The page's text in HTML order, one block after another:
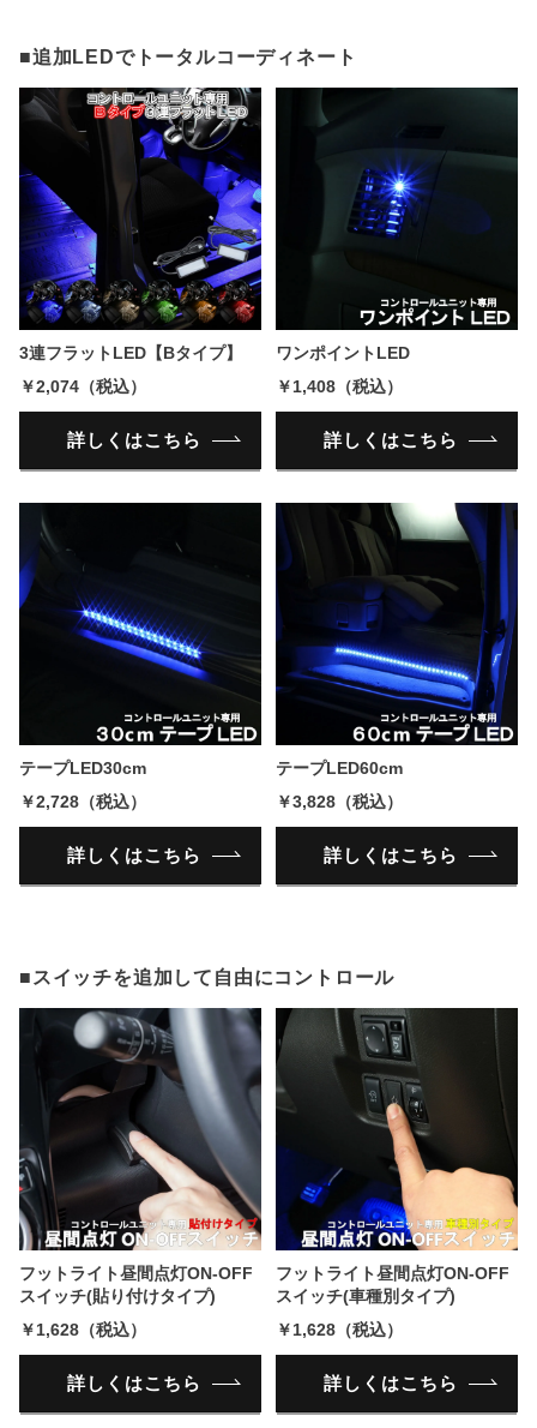
■追加LEDでトータルコーディネート
3連フラットLED【Bタイプ】
￥2,074（税込）
詳しくはこちら
ワンポイントLED
￥1,408（税込）
詳しくはこちら
テープLED30cm
￥2,728（税込）
詳しくはこちら
テープLED60cm
￥3,828（税込）
詳しくはこちら
■スイッチを追加して自由にコントロール
フットライト昼間点灯ON-OFF
スイッチ(貼り付けタイプ)
￥1,628（税込）
詳しくはこちら
フットライト昼間点灯ON-OFF
スイッチ(車種別タイプ)
￥1,628（税込）
詳しくはこちら